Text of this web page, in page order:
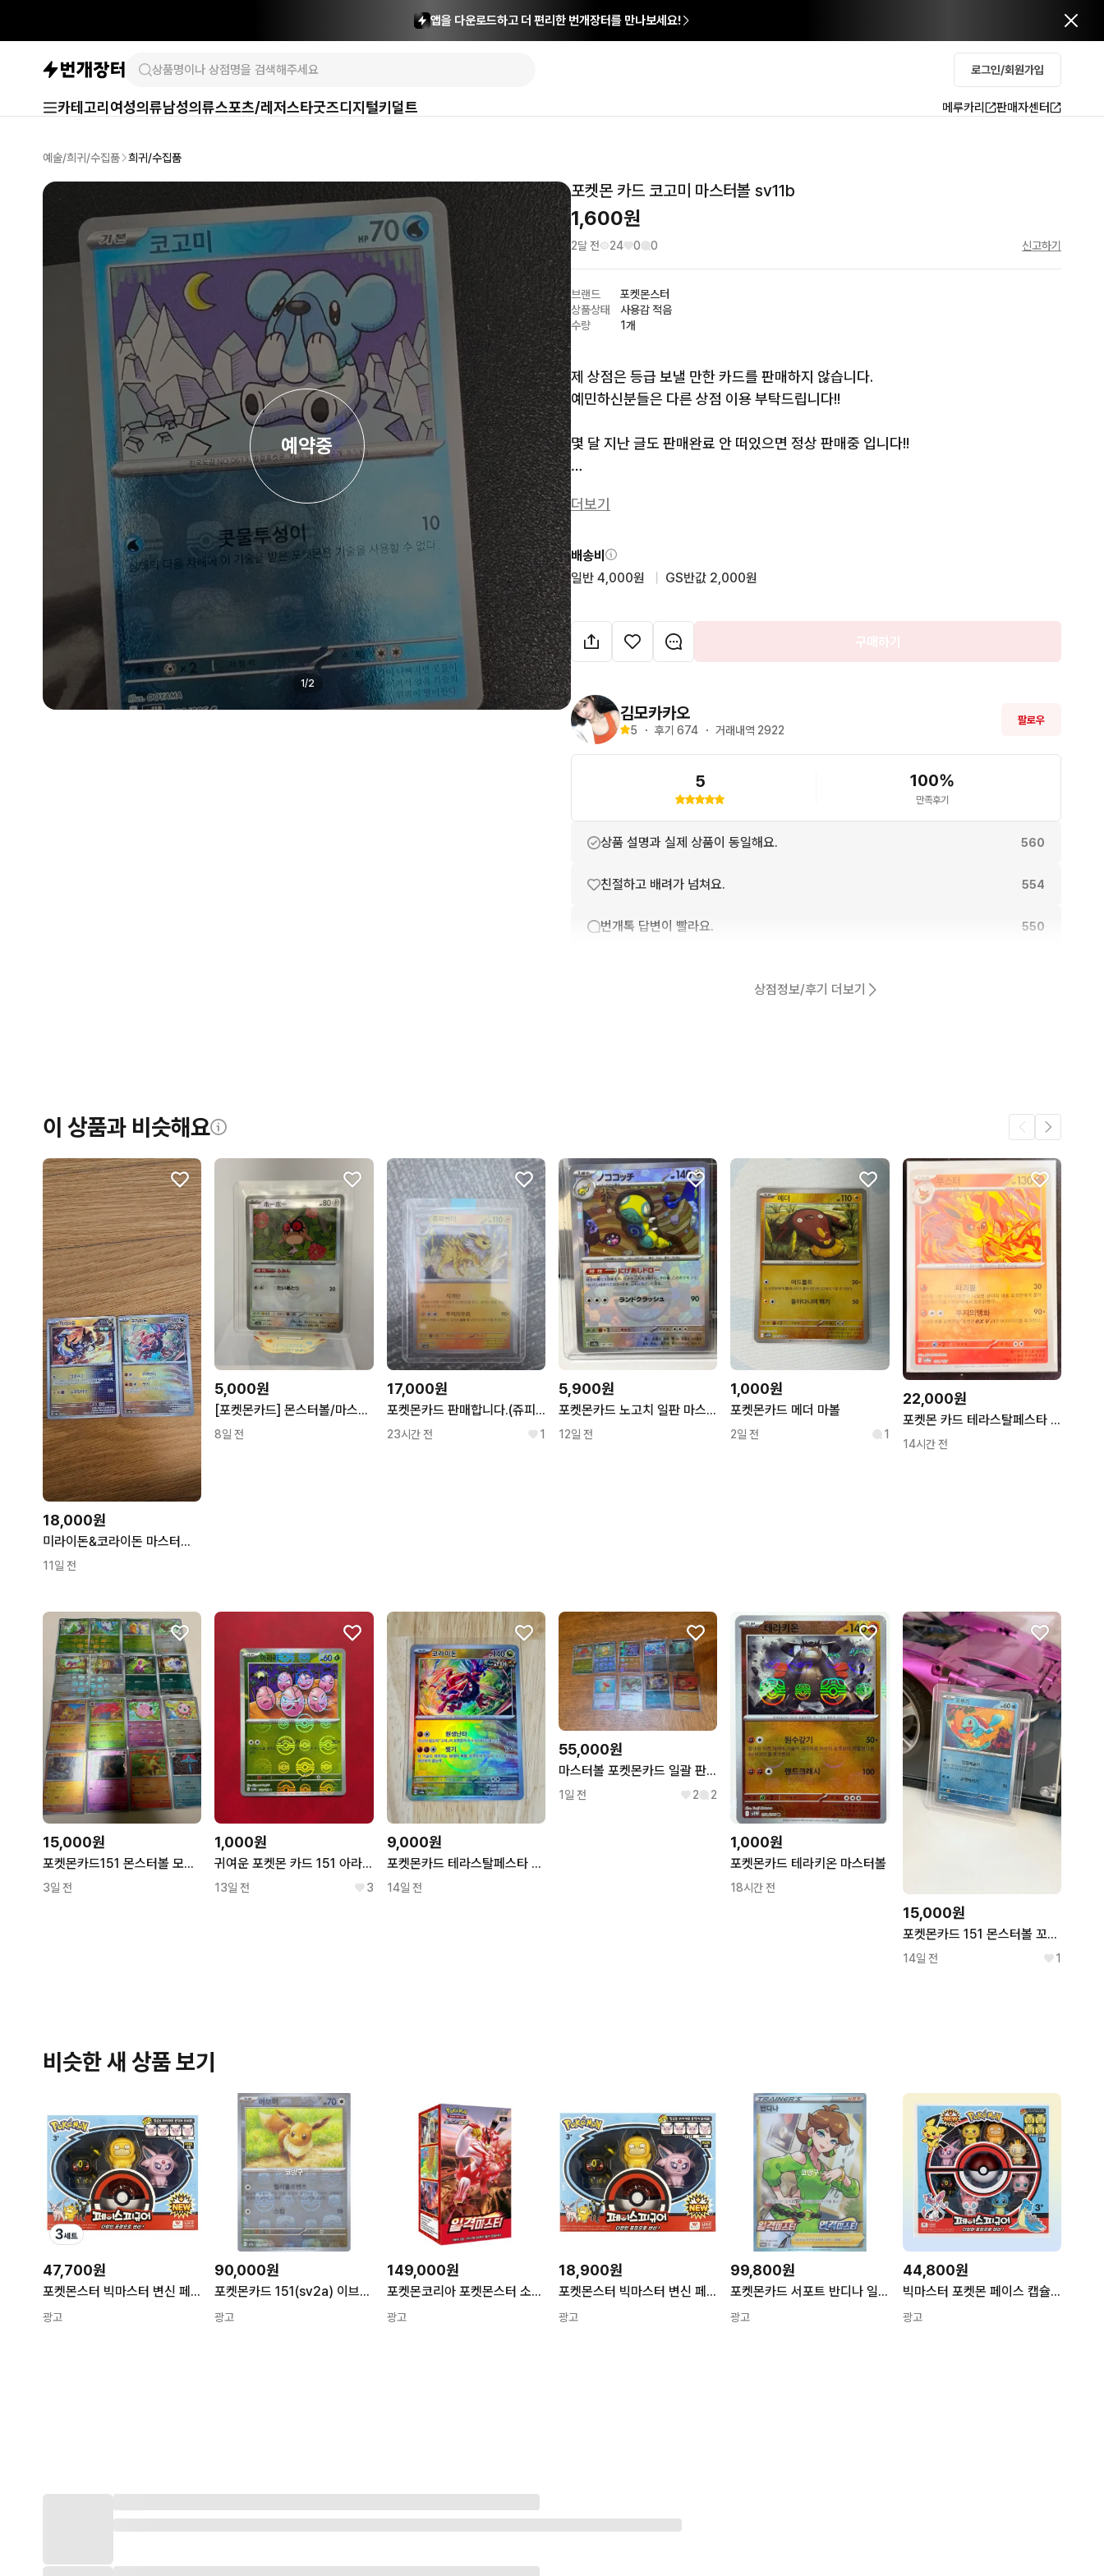
앱을 다운로드하고 더 편리한 번개장터를 만나보세요!
로그인/회원가입
카테고리 여성의류남성의류스포츠/레저스타굿즈디지털키덜트 메루카리 판매자센터
예술/희귀/수집품 희귀/수집품
예약중 예약중
1/2
포켓몬 카드 코고미 마스터볼 sv11b
1,600원
2달 전 24 0 0 신고하기
브랜드
포켓몬스터
상품상태
사용감 적음
수량
1개
제 상점은 등급 보낼 만한 카드를 판매하지 않습니다.
예민하신분들은 다른 상점 이용 부탁드립니다!!
몇 달 지난 글도 판매완료 안 떠있으면 정상 판매중 입니다!!
상점에 다양한 카드 있으니 구경오세요!!
더보기
배송비
일반 4,000원
GS반값 2,000원
구매하기
김모카카오
5 ・ 후기 674 ・ 거래내역 2922
팔로우
5 100%
만족후기
상품 설명과 실제 상품이 동일해요. 560
친절하고 배려가 넘쳐요. 554
번개톡 답변이 빨라요. 550
꼭 필요한 문의만 해요. 29
번개페이를 잘 받아줘요. 1
상점정보/후기 더보기
이 상품과 비슷해요
18,000원
미라이돈&코라이돈 마스터볼 문양(희귀)
11일 전
5,000원
[포켓몬카드] 몬스터볼/마스터볼 미러 일괄
8일 전
17,000원
포켓몬카드 판매합니다.(쥬피썬더 마스터볼)
23시간 전 1
5,900원
포켓몬카드 노고치 일판 마스터볼
12일 전
1,000원
포켓몬카드 메더 마볼
2일 전 1
22,000원
포켓몬 카드 테라스탈페스타 부스터 021/187 마스터볼미러
14시간 전
15,000원
포켓몬카드151 몬스터볼 모음 16장
3일 전
1,000원
귀여운 포켓몬 카드 151 아라리 몬스터볼(몬볼) 홀로 sv2a
13일 전 3
9,000원
포켓몬카드 테라스탈페스타 코라이돈 마스터볼 홀로 카드
14일 전
55,000원
마스터볼 포켓몬카드 일괄 판매합니다.
1일 전 2 2
1,000원
포켓몬카드 테라키온 마스터볼
18시간 전
15,000원
포켓몬카드 151 몬스터볼 꼬부기
14일 전 1
비슷한 새 상품 보기
47,700원
포켓몬스터 빅마스터 변신 페이스 피규어 시즌2 D 3세트
광고
90,000원
포켓몬카드 151(sv2a) 이브이 마스터볼 미러[코방구] 1개
광고
149,000원
포켓몬코리아 포켓몬스터 소드실드 확장팩 일격마스터 카드게임 혼합색상 1개
광고
18,900원
포켓몬스터 빅마스터 변신 페이스 피규어 시즌2 D 1세트
광고
99,800원
포켓몬카드 서포트 반디나 일격마스터 연격마스터 프로모 082/S-P S급 (상세사진) 1개
광고
44,800원
빅마스터 포켓몬 페이스 캡슐피규어 8종 세트 1세트
광고